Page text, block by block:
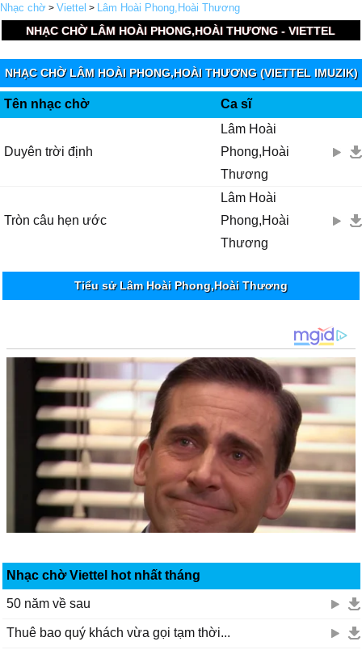
Nhạc chờ > Viettel > Lâm Hoài Phong,Hoài Thương
NHẠC CHỜ LÂM HOÀI PHONG,HOÀI THƯƠNG - VIETTEL
NHẠC CHỜ LÂM HOÀI PHONG,HOÀI THƯƠNG (VIETTEL IMUZIK)
Tên nhạc chờ Ca sĩ
Duyên trời định
Lâm Hoài
Phong,Hoài
Thương
Tròn câu hẹn ước
Lâm Hoài
Phong,Hoài
Thương
Tiểu sử Lâm Hoài Phong,Hoài Thương
Nhạc chờ Viettel hot nhất tháng
50 năm về sau
Thuê bao quý khách vừa gọi tạm thời...